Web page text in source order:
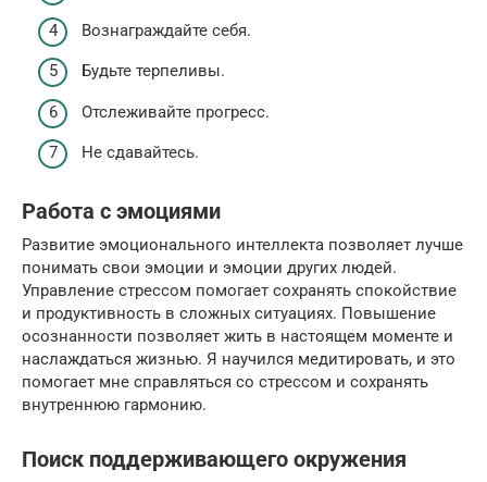
Вознаграждайте себя.
Будьте терпеливы.
Отслеживайте прогресс.
Не сдавайтесь.
Работа с эмоциями
Развитие эмоционального интеллекта позволяет лучше
понимать свои эмоции и эмоции других людей.
Управление стрессом помогает сохранять спокойствие
и продуктивность в сложных ситуациях. Повышение
осознанности позволяет жить в настоящем моменте и
наслаждаться жизнью. Я научился медитировать, и это
помогает мне справляться со стрессом и сохранять
внутреннюю гармонию.
Поиск поддерживающего окружения